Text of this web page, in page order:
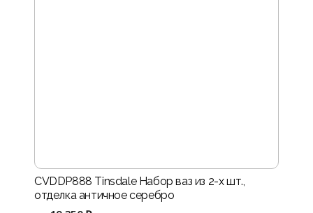
CVDDP888 Tinsdale Набор ваз из 2-х шт.,
отделка античное серебро